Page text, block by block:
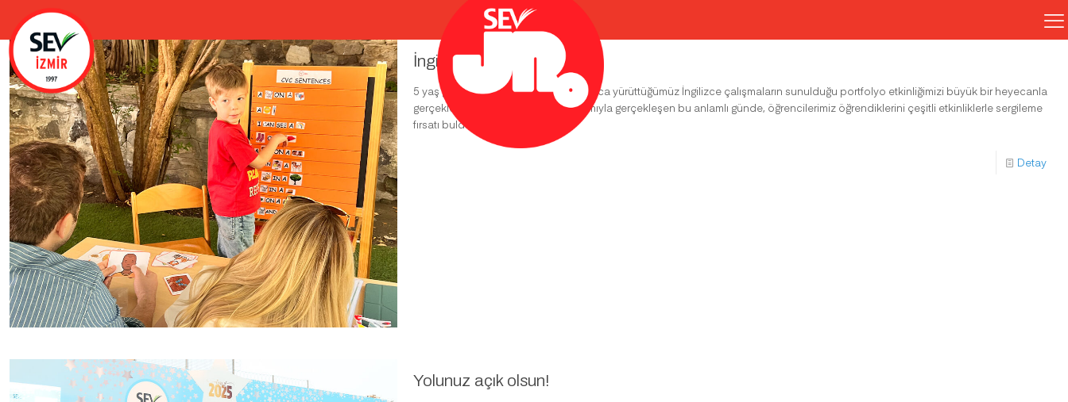
İngilizce portfolyo sunumu
5 yaş grubu öğrencilerimizle yıl boyunca yürüttüğümüz İngilizce çalışmaların sunulduğu portfolyo etkinliğimizi büyük bir heyecanla
gerçekleştirdik. Velilerimizin de katılımıyla gerçekleşen bu anlamlı günde, öğrencilerimiz öğrendiklerini çeşitli etkinliklerle sergileme
fırsatı buldu.
Detay
Yolunuz açık olsun!